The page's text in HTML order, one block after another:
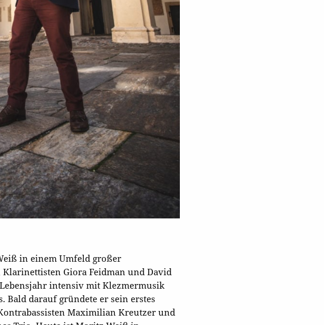
in einem Umfeld großer
Giora Feidman und David
intensiv mit Klezmermusik
darauf gründete er sein erstes
Maximilian Kreutzer und